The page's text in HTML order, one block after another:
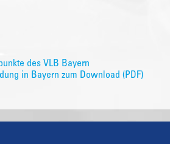
des VLB Bayern
in Bayern zum Download (PDF)